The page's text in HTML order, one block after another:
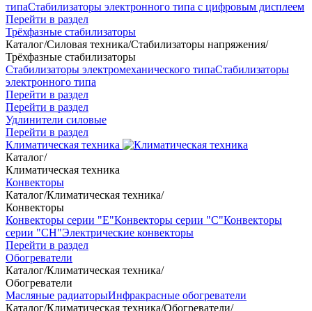
типаСтабилизаторы электронного типа с цифровым дисплеем
Перейти в раздел
Трёхфазные стабилизаторы
Каталог/Силовая техника/Стабилизаторы напряжения/
Трёхфазные стабилизаторы
Стабилизаторы электромеханического типаСтабилизаторы
электронного типа
Перейти в раздел
Перейти в раздел
Удлинители силовые
Перейти в раздел
Климатическая техника
Каталог/
Климатическая техника
Конвекторы
Каталог/Климатическая техника/
Конвекторы
Конвекторы серии "Е"Конвекторы серии "С"Конвекторы
серии "СН"Электрические конвекторы
Перейти в раздел
Обогреватели
Каталог/Климатическая техника/
Обогреватели
Масляные радиаторыИнфракрасные обогреватели
Каталог/Климатическая техника/Обогреватели/